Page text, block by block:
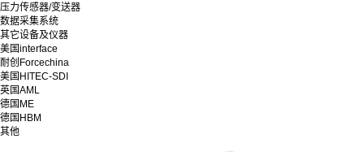
压力传感器/变送器
数据采集系统
其它设备及仪器
美国interface
耐创Forcechina
美国HITEC-SDI
英国AML
德国ME
德国HBM
其他